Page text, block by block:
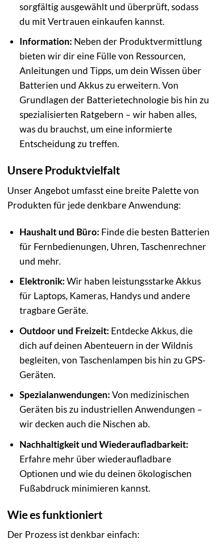
sorgfältig ausgewählt und überprüft, sodass
du mit Vertrauen einkaufen kannst.
Information: Neben der Produktvermittlung
bieten wir dir eine Fülle von Ressourcen,
Anleitungen und Tipps, um dein Wissen über
Batterien und Akkus zu erweitern. Von
Grundlagen der Batterietechnologie bis hin zu
spezialisierten Ratgebern – wir haben alles,
was du brauchst, um eine informierte
Entscheidung zu treffen.
Unsere Produktvielfalt
Unser Angebot umfasst eine breite Palette von
Produkten für jede denkbare Anwendung:
Haushalt und Büro: Finde die besten Batterien
für Fernbedienungen, Uhren, Taschenrechner
und mehr.
Elektronik: Wir haben leistungsstarke Akkus
für Laptops, Kameras, Handys und andere
tragbare Geräte.
Outdoor und Freizeit: Entdecke Akkus, die
dich auf deinen Abenteuern in der Wildnis
begleiten, von Taschenlampen bis hin zu GPS-
Geräten.
Spezialanwendungen: Von medizinischen
Geräten bis zu industriellen Anwendungen –
wir decken auch die Nischen ab.
Nachhaltigkeit und Wiederaufladbarkeit:
Erfahre mehr über wiederaufladbare
Optionen und wie du deinen ökologischen
Fußabdruck minimieren kannst.
Wie es funktioniert
Der Prozess ist denkbar einfach: